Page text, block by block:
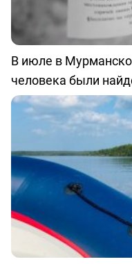
В июле в
человека были